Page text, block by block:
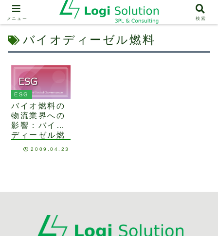
バイオディーゼル燃料
ESG
バイオ燃料の
物流業界への
影響：バイオ
ディーゼル燃
2009.04.23
メニュー 検索